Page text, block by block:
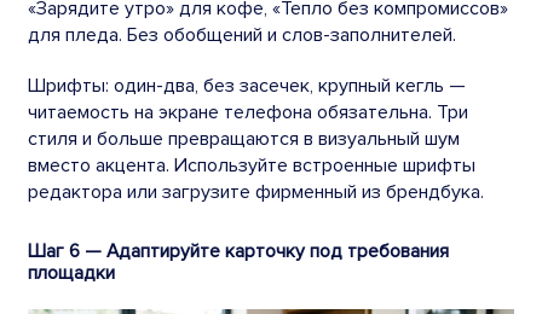
«Зарядите утро» для кофе, «Тепло без компромиссов»
для пледа. Без обобщений и слов-заполнителей.
Шрифты: один-два, без засечек, крупный кегль —
читаемость на экране телефона обязательна. Три
стиля и больше превращаются в визуальный шум
вместо акцента. Используйте встроенные шрифты
редактора или загрузите фирменный из брендбука.
Шаг 6 — Адаптируйте карточку под требования
площадки